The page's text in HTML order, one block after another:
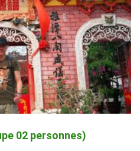
02 personnes)